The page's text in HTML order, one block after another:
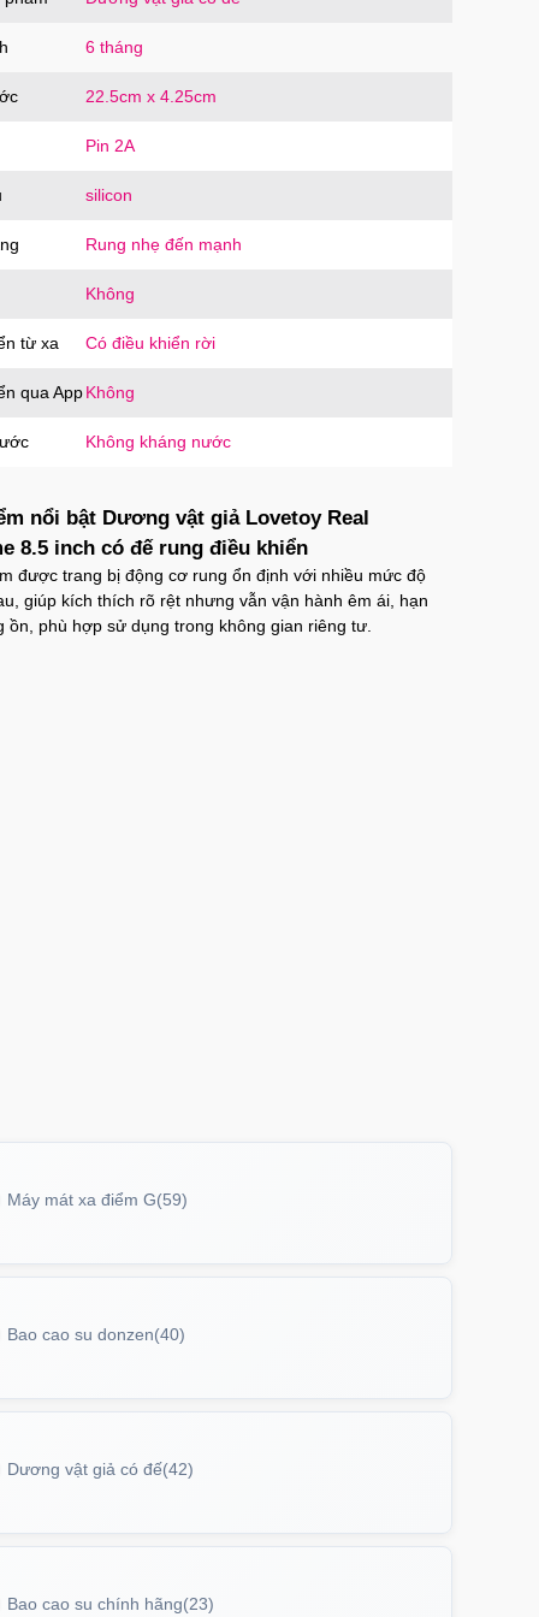
6 tháng
22.5cm x 4.25cm
Pin 2A
silicon
Rung nhẹ đến mạnh
Không
từ xa Có điều khiển rời
qua AppKhông
Không kháng nước
nổi bật Dương vật giả Lovetoy Real
8.5 inch có đế rung điều khiển
được trang bị động cơ rung ổn định với nhiều mức độ
giúp kích thích rõ rệt nhưng vẫn vận hành êm ái, hạn
ồn, phù hợp sử dụng trong không gian riêng tư.
Máy mát xa điểm G(59)
Bao cao su donzen(40)
Dương vật giả có đế(42)
Bao cao su chính hãng(23)